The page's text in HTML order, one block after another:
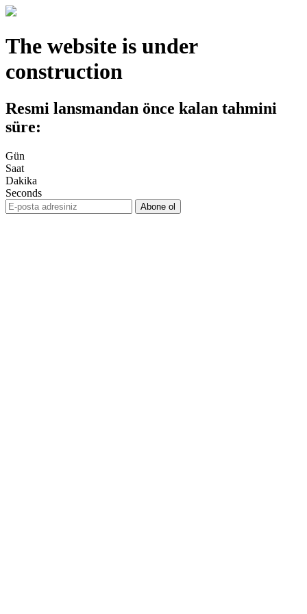
The website is under
construction
Resmi lansmandan önce kalan tahmini
süre:
Gün
Saat
Dakika
Seconds